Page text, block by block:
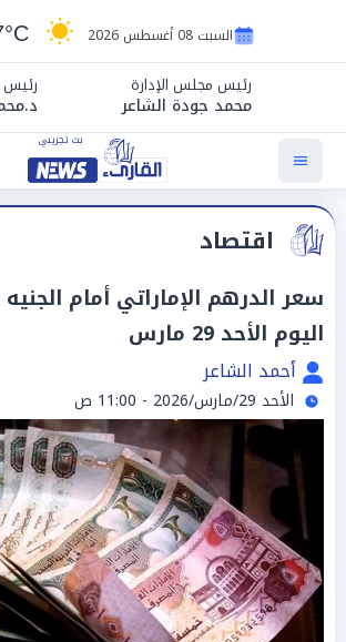
السبت 08 أغسطس 2026
رئيس مجلس الإدارة
محمد جودة الشاعر
رئيس
اقتصاد
سعر الدرهم الإماراتي أمام
اليوم الأحد 29 مارس
أحمد الشاعر
الأحد 29/مارس/2026 - 11:00 ص